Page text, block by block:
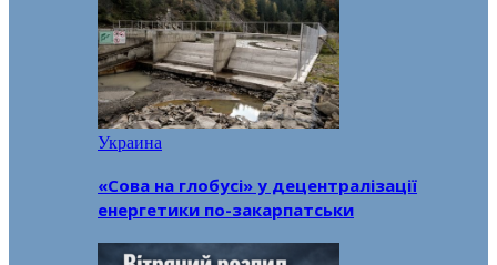
Украина
«Сова на глобусі» у децентралізації
енергетики по-закарпатськи